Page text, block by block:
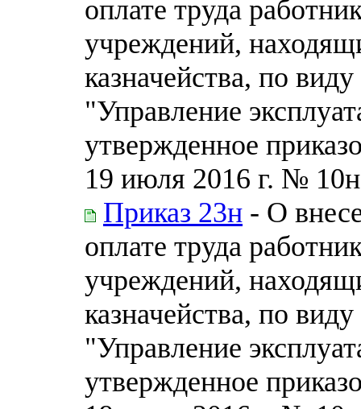
оплате труда
учреждений,
казначейства, по
"Управление
утвержденное
19 июля 2016 г. № 10н
Приказ 23н - О
оплате труда
учреждений,
казначейства, по
"Управление
утвержденное